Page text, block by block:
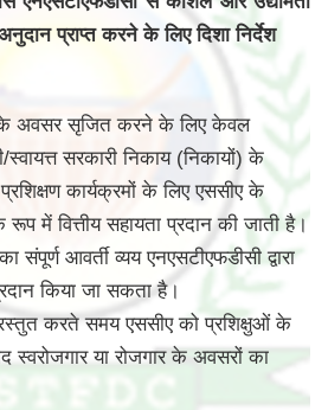
प्राप्त करने के लिए दिशा निर्देश
के अवसर सृजित करने के लिए केवल
स्वायत्त सरकारी निकाय (निकायों) के
कार्यक्रमों के लिए एससीए के
में वित्तीय सहायता प्रदान की जाती है।
संपूर्ण आवर्ती व्यय एनएसटीएफडीसी द्वारा
किया जा सकता है।
करते समय एससीए को प्रशिक्षुओं के
स्वरोजगार या रोजगार के अवसरों का